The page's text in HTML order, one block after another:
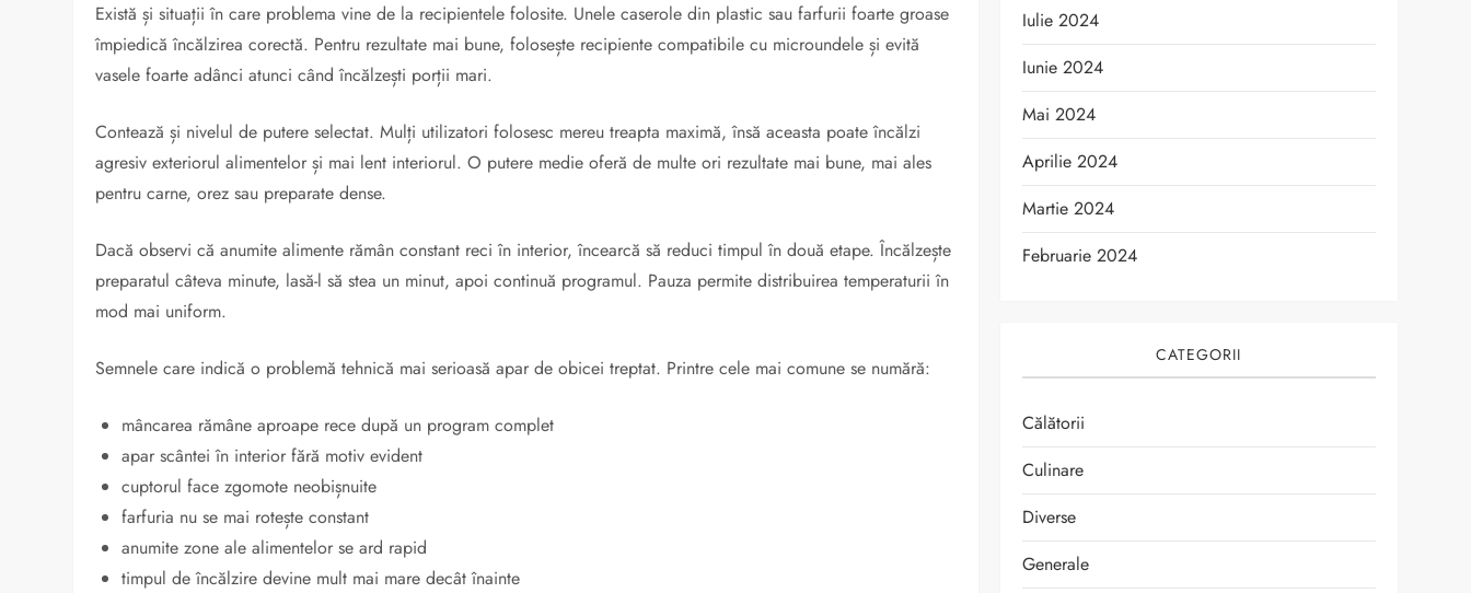
Există și situații în care problema vine de la recipientele folosite. Unele caserole din plastic sau farfurii foarte groase
împiedică încălzirea corectă. Pentru rezultate mai bune, folosește recipiente compatibile cu microundele și evită
vasele foarte adânci atunci când încălzești porții mari.
Contează și nivelul de putere selectat. Mulți utilizatori folosesc mereu treapta maximă, însă aceasta poate încălzi
agresiv exteriorul alimentelor și mai lent interiorul. O putere medie oferă de multe ori rezultate mai bune, mai ales
pentru carne, orez sau preparate dense.
Dacă observi că anumite alimente rămân constant reci în interior, încearcă să reduci timpul în două etape. Încălzește
preparatul câteva minute, lasă-l să stea un minut, apoi continuă programul. Pauza permite distribuirea temperaturii în
mod mai uniform.
Semnele care indică o problemă tehnică mai serioasă apar de obicei treptat. Printre cele mai comune se numără:
mâncarea rămâne aproape rece după un program complet
apar scântei în interior fără motiv evident
cuptorul face zgomote neobișnuite
farfuria nu se mai rotește constant
anumite zone ale alimentelor se ard rapid
timpul de încălzire devine mult mai mare decât înainte
Iulie 2024
Iunie 2024
Mai 2024
Aprilie 2024
Martie 2024
Februarie 2024
CATEGORII
Călătorii
Culinare
Diverse
Generale